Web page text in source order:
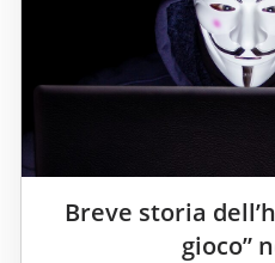
Breve storia
gioco”